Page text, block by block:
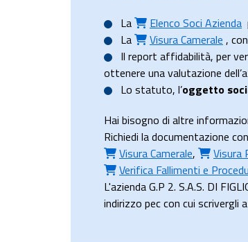
La
Elenco Soci Azienda
La
Visura Camerale ,
Il report affidabilità, per
ottenere una valutazione
Lo statuto, l’oggetto
Hai bisogno di altre
Richiedi la documentazione
Visura Camerale, Visura
Verifica Fallimenti e
L'azienda G.P 2. S.A.S. DI
indirizzo pec con cui